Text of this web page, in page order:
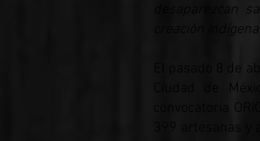
desaparezcan
creación
El pasado 8 de
Ciudad de
convocatoria
399 artesanas